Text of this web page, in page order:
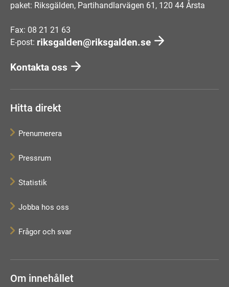
paket: Riksgälden, Partihandlarvägen 61, 120 44 Årsta
Fax: 08 21 21 63
E-post: riksgalden@riksgalden.se
Kontakta oss
Hitta direkt
Prenumerera
Pressrum
Statistik
Jobba hos oss
Frågor och svar
Om innehållet